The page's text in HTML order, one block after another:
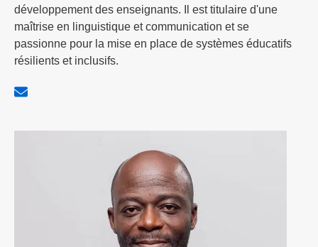
développement des enseignants. Il est titulaire d'une
maîtrise en linguistique et communication et se
passionne pour la mise en place de systèmes éducatifs
résilients et inclusifs.